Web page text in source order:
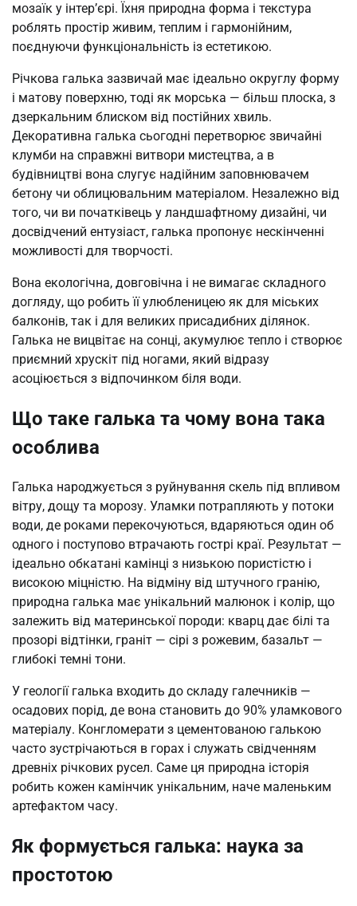
мозаїк у інтер’єрі. Їхня природна форма і текстура
роблять простір живим, теплим і гармонійним,
поєднуючи функціональність із естетикою.
Річкова галька зазвичай має ідеально округлу форму
і матову поверхню, тоді як морська — більш плоска, з
дзеркальним блиском від постійних хвиль.
Декоративна галька сьогодні перетворює звичайні
клумби на справжні витвори мистецтва, а в
будівництві вона слугує надійним заповнювачем
бетону чи облицювальним матеріалом. Незалежно від
того, чи ви початківець у ландшафтному дизайні, чи
досвідчений ентузіаст, галька пропонує нескінченні
можливості для творчості.
Вона екологічна, довговічна і не вимагає складного
догляду, що робить її улюбленицею як для міських
балконів, так і для великих присадибних ділянок.
Галька не вицвітає на сонці, акумулює тепло і створює
приємний хрускіт під ногами, який відразу
асоціюється з відпочинком біля води.
Що таке галька та чому вона така
особлива
Галька народжується з руйнування скель під впливом
вітру, дощу та морозу. Уламки потрапляють у потоки
води, де роками перекочуються, вдаряються один об
одного і поступово втрачають гострі краї. Результат —
ідеально обкатані камінці з низькою пористістю і
високою міцністю. На відміну від штучного гранію,
природна галька має унікальний малюнок і колір, що
залежить від материнської породи: кварц дає білі та
прозорі відтінки, граніт — сірі з рожевим, базальт —
глибокі темні тони.
У геології галька входить до складу галечників —
осадових порід, де вона становить до 90% уламкового
матеріалу. Конгломерати з цементованою галькою
часто зустрічаються в горах і служать свідченням
древніх річкових русел. Саме ця природна історія
робить кожен камінчик унікальним, наче маленьким
артефактом часу.
Як формується галька: наука за
простотою